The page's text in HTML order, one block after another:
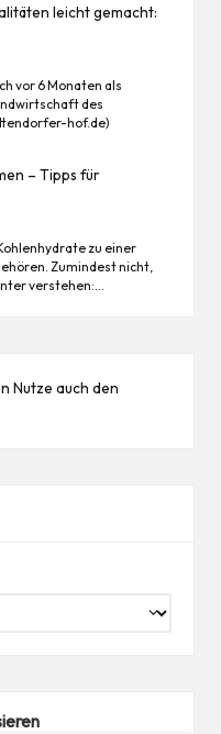
leicht gemacht:
vor 6 Monaten als
des
hof.de)
– Tipps für
zu einer
Zumindest nicht,
verstehen:…
Nutze auch den